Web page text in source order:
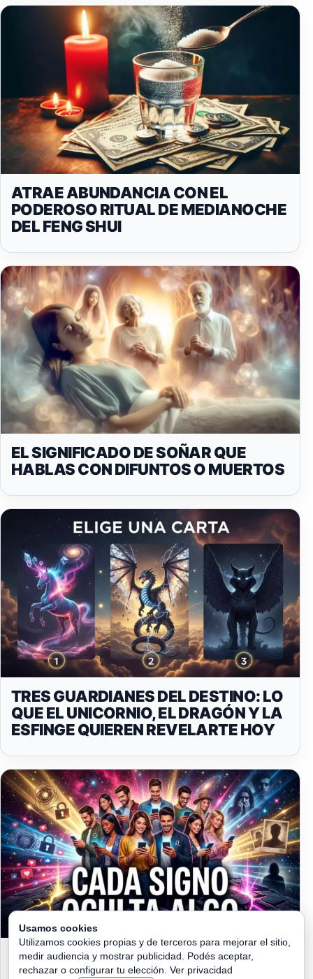
ATRAE ABUNDANCIA CON EL
PODEROSO RITUAL DE MEDIANOCHE
DEL FENG SHUI
EL SIGNIFICADO DE SOÑAR QUE
HABLAS CON DIFUNTOS O MUERTOS
TRES GUARDIANES DEL DESTINO: LO
QUE EL UNICORNIO, EL DRAGÓN Y LA
ESFINGE QUIEREN REVELARTE HOY
LO QUE CADA SIGNO OCULTA
DETRÁS DE SU «PERFECTO» PERFIL
Usamos cookies
Utilizamos cookies propias y de terceros para mejorar el sitio,
medir audiencia y mostrar publicidad. Podés aceptar,
rechazar o configurar tu elección. Ver privacidad